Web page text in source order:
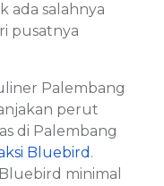
ada salahnya
pusatnya
Palembang
perut
di Palembang
Bluebird .
minimal